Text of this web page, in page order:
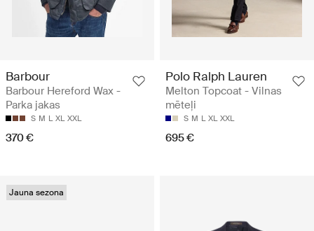
Barbour
Barbour Hereford Wax -
Parka jakas
S M L XL XXL
370 €
Polo Ralph Lauren
Melton Topcoat - Vilnas
mēteļi
S M L XL XXL
695 €
Jauna sezona